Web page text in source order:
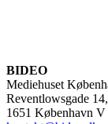
BIDEO
Mediehuset
Reventlowsgade
1651 København V